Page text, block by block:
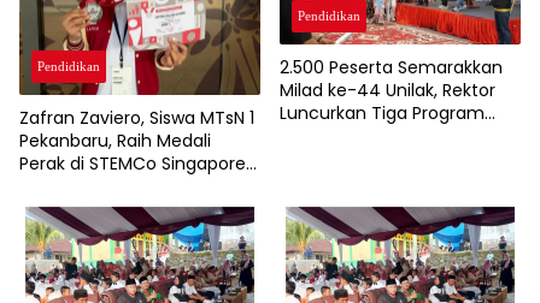
Pendidikan
Zafran Zaviero, Siswa MTsN 1
Pekanbaru, Raih Medali
Perak di STEMCo Singapore
Pendidikan
2.500 Peserta Semarakkan
Milad ke-44 Unilak, Rektor
Luncurkan Tiga Program